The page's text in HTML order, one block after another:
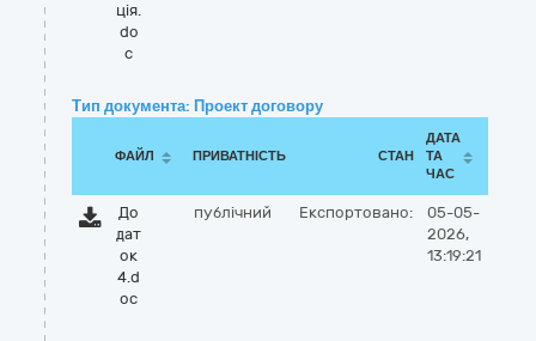
ція.
do
c
Тип документа: Проект договору
ФАЙЛ ПРИВАТНІСТЬ СТАН
ДАТА
ТА
ЧАС
До
дат
ок
4.d
oc
публічний Експортовано:
05-05-
2026,
13:19:21